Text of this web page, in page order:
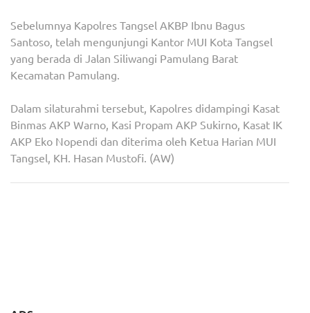
Sebelumnya Kapolres Tangsel AKBP Ibnu Bagus
Santoso, telah mengunjungi Kantor MUI Kota Tangsel
yang berada di Jalan Siliwangi Pamulang Barat
Kecamatan Pamulang.
Dalam silaturahmi tersebut, Kapolres didampingi Kasat
Binmas AKP Warno, Kasi Propam AKP Sukirno, Kasat IK
AKP Eko Nopendi dan diterima oleh Ketua Harian MUI
Tangsel, KH. Hasan Mustofi. (AW)